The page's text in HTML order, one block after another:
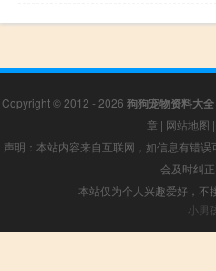
Copyright © 2012 - 2026 狗狗宠物资料大全
章 | 网站地图 |
声明：本站内容来自互联网，如信息有错
会及时纠
本站仅为个人兴趣爱好，不
小男